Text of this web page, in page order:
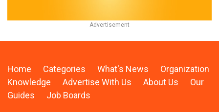
Home Categories What's News
Organization
Knowledge
Advertise With Us About Us
Our
Guides
Job Boards